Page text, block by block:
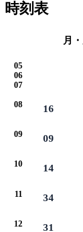
時刻表
月
05
06
07
08 16
09 09
10 14
11 34
12 31